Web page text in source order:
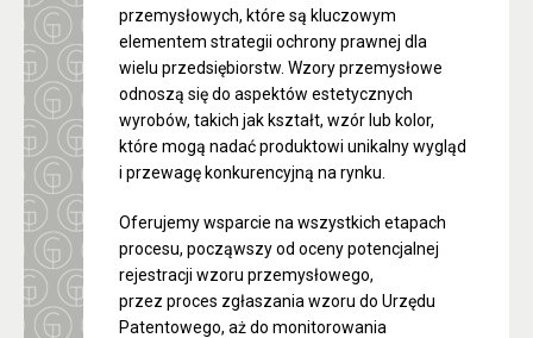
przemysłowych, które są kluczowym
elementem strategii ochrony prawnej dla
wielu przedsiębiorstw. Wzory przemysłowe
odnoszą się do aspektów estetycznych
wyrobów, takich jak kształt, wzór lub kolor,
które mogą nadać produktowi unikalny wygląd
i przewagę konkurencyjną na rynku.
Oferujemy wsparcie na wszystkich etapach
procesu, począwszy od oceny potencjalnej
rejestracji wzoru przemysłowego,
przez proces zgłaszania wzoru do Urzędu
Patentowego, aż do monitorowania